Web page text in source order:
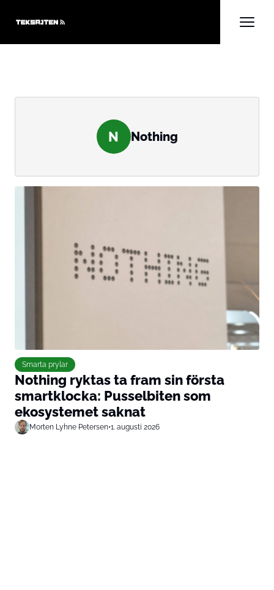
N Nothing
Smarta prylar
Nothing ryktas ta fram sin första
smartklocka: Pusselbiten som
ekosystemet saknat
Morten Lyhne Petersen•1. augusti 2026